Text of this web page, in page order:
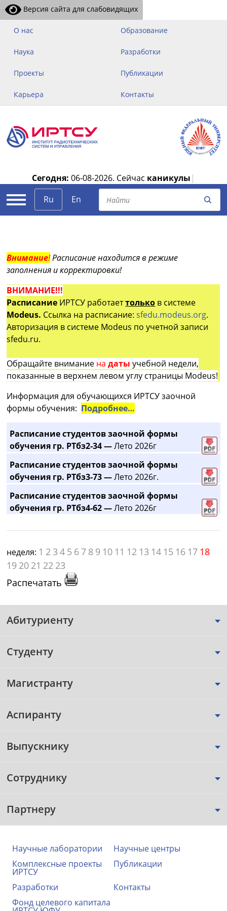
Версия сайта для слабовидящих
О нас Образование
Наука Разработки
Проекты Публикации
Карьера Контакты
Сегодня: 06-08-2026. Сейчас каникулы |
Ru
En
Внимание!Расписание находится в режиме
заполнения и корректировки!
ВНИМАНИЕ!!!
Расписание ИРТСУ работаеттолько в системе
Modeus. Ссылка на расписание:sfedu.modeus.org.
Авторизация в системе Modeus по учетной записи
sfedu.ru.
Обращайте внимание на датыучебной недели,
показанные в верхнем левом углу страницы Modeus!
Информация для обучающихся ИРТСУ заочной
формы обучения: Подробнее…
Расписание студентов заочной формы
обучения гр. РТбз2-34 —Лето 2026г
Расписание студентов заочной формы
обучения гр. РТбз3-73 —Лето 2026г.
Расписание студентов заочной формы
обучения гр. РТбз4-62 —Лето 2026г
неделя: 1 2 3 4 5 6 7 8 9 10 11 12 13 14 15 16 17 18
19 20 21 22 23
Распечатать
Абитуриенту
Студенту
Магистранту
Аспиранту
Выпускнику
Сотруднику
Партнеру
Научные лаборатории
Научные центры
Комплексные проекты
ИРТСУ
Публикации
Разработки
Контакты
Фонд целевого капитала